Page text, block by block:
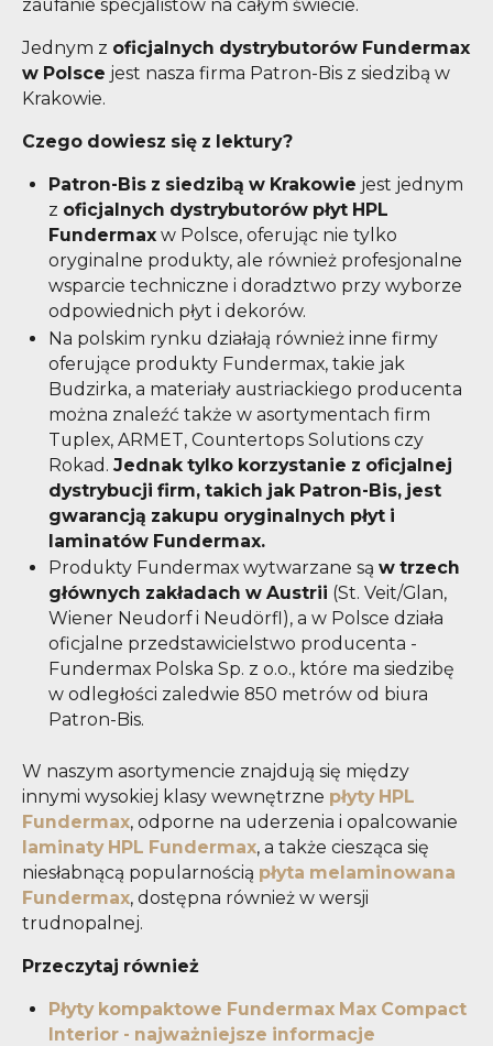
zaufanie specjalistów na całym świecie.
Jednym z oficjalnych dystrybutorów Fundermax
w Polsce jest nasza firma Patron-Bis z siedzibą w
Krakowie.
Czego dowiesz się z lektury?
Patron-Bis z siedzibą w Krakowie jest jednym
z oficjalnych dystrybutorów płyt HPL
Fundermaxw Polsce, oferując nie tylko
oryginalne produkty, ale również profesjonalne
wsparcie techniczne i doradztwo przy wyborze
odpowiednich płyt i dekorów.
Na polskim rynku działają również inne firmy
oferujące produkty Fundermax, takie jak
Budzirka, a materiały austriackiego producenta
można znaleźć także w asortymentach firm
Tuplex, ARMET, Countertops Solutions czy
Rokad. Jednak tylko korzystanie z oficjalnej
dystrybucji firm, takich jak Patron-Bis, jest
gwarancją zakupu oryginalnych płyt i
laminatów Fundermax.
Produkty Fundermax wytwarzane są w trzech
głównych zakładach w Austrii (St. Veit/Glan,
Wiener Neudorf i Neudörfl), a w Polsce działa
oficjalne przedstawicielstwo producenta -
Fundermax Polska Sp. z o.o., które ma siedzibę
w odległości zaledwie 850 metrów od biura
Patron-Bis.
W naszym asortymencie znajdują się między
innymi wysokiej klasy wewnętrzne płyty HPL
Fundermax, odporne na uderzenia i opalcowanie
laminaty HPL Fundermax, a także ciesząca się
niesłabnącą popularnością płyta melaminowana
Fundermax, dostępna również w wersji
trudnopalnej.
Przeczytaj również
Płyty kompaktowe Fundermax Max Compact
Interior - najważniejsze informacje